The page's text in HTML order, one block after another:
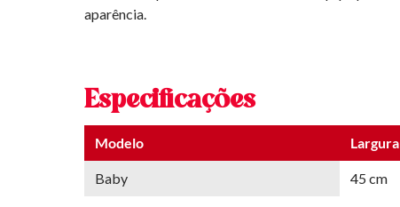
aparência.
Especificações
Modelo Largura
Baby 45 cm